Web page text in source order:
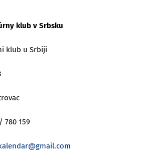
klub v Srbsku
klub u Srbiji
780 159